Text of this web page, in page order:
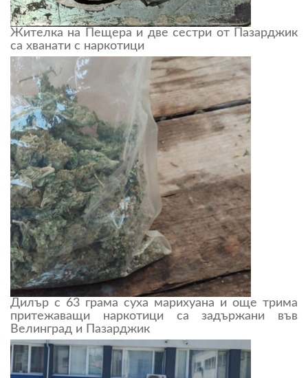
Жителка на Пещера и две сестри от Пазарджик
са хванати с наркотици
Дилър с 63 грама суха марихуана и още трима
притежаващи наркотици са задържани във
Велинград и Пазарджик